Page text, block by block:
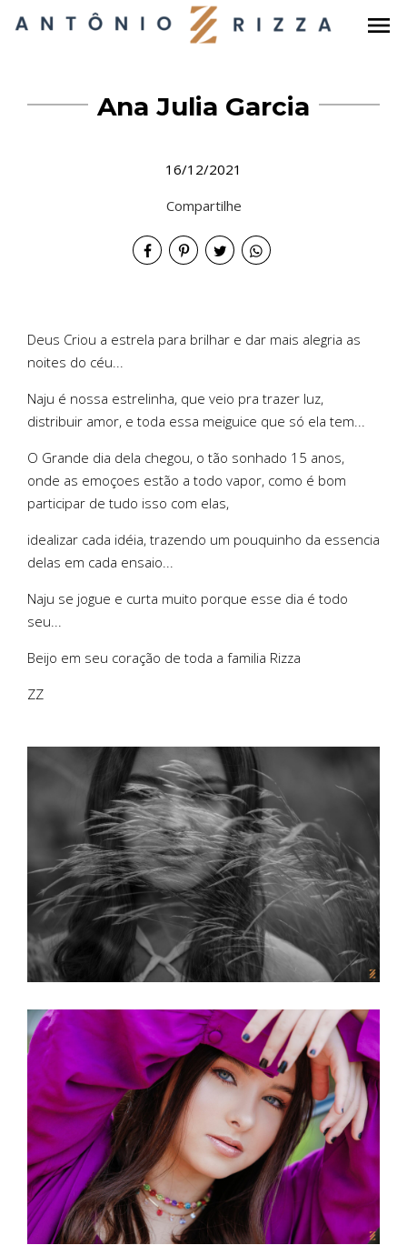
menu
Ana Julia Garcia
16/12/2021
Compartilhe
Deus Criou a estrela para brilhar e dar mais alegria as
noites do céu...
Naju é nossa estrelinha, que veio pra trazer luz,
distribuir amor, e toda essa meiguice que só ela tem...
O Grande dia dela chegou, o tão sonhado 15 anos,
onde as emoçoes estão a todo vapor, como é bom
participar de tudo isso com elas,
idealizar cada idéia, trazendo um pouquinho da essencia
delas em cada ensaio...
Naju se jogue e curta muito porque esse dia é todo
seu...
Beijo em seu coração de toda a familia Rizza
ZZ